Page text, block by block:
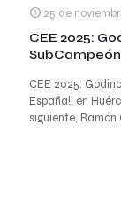
25 de
CEE 2025:
CEE 2025:
España!! en
siguiente,